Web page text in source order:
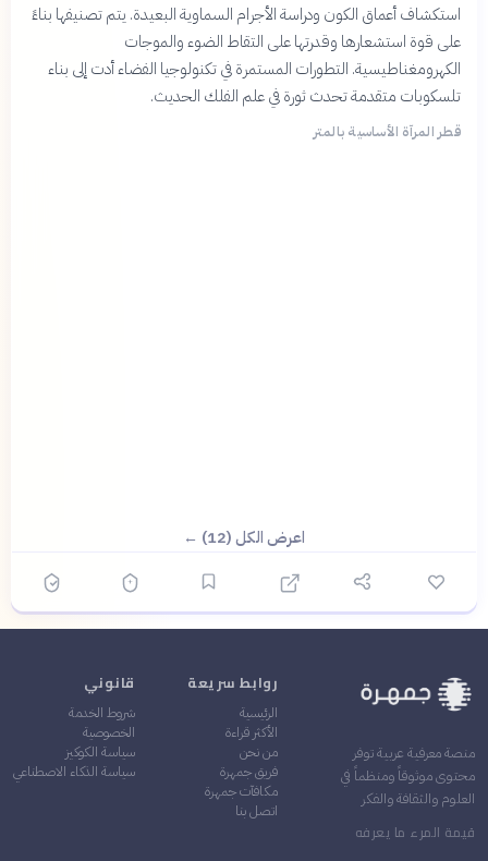
استكشاف أعماق الكون ودراسة الأجرام السماوية البعيدة. يتم تصنيفها بناءً
على قوة استشعارها وقدرتها على التقاط الضوء والموجات
الكهرومغناطيسية. التطورات المستمرة في تكنولوجيا الفضاء أدت إلى بناء
تلسكوبات متقدمة تحدث ثورة في علم الفلك الحديث.
قطر المرآة الأساسية بالمتر
اعرض الكل (12) ←
منصة معرفية عربية توفر
محتوى موثوقاً ومنظماً في
العلوم والثقافة والفكر
قيمة المرء ما يعرفه
روابط سريعة
الرئيسية
الأكثر قراءة
من نحن
فريق جمهرة
مكافآت جمهرة
اتصل بنا
قانوني
شروط الخدمة
الخصوصية
سياسة الكوكيز
سياسة الذكاء الاصطناعي